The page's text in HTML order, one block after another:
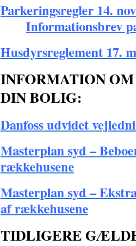
Parkeringsregler 14.
Informationsbrev
Husdyrsreglement 17.
INFORMATION
DIN BOLIG:
Danfoss udvidet
Masterplan syd –
rækkehusene
Masterplan syd –
af rækkehusene
TIDLIGERE